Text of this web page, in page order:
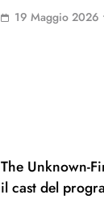
19 Maggio 2026
The Unknown-
il cast del